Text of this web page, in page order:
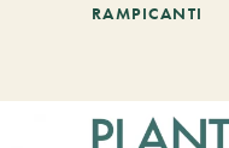
RAMPICANTI